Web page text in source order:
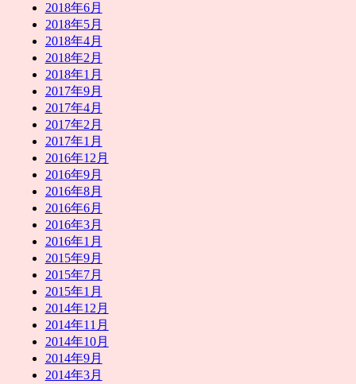
2018年6月
2018年5月
2018年4月
2018年2月
2018年1月
2017年9月
2017年4月
2017年2月
2017年1月
2016年12月
2016年9月
2016年8月
2016年6月
2016年3月
2016年1月
2015年9月
2015年7月
2015年1月
2014年12月
2014年11月
2014年10月
2014年9月
2014年3月